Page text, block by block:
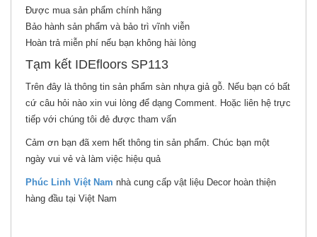
Được mua sản phẩm chính hãng
Bảo hành sản phẩm và bảo trì vĩnh viễn
Hoàn trả miễn phí nếu bạn không hài lòng
Tạm kết IDEfloors SP113
Trên đây là thông tin sản phẩm sàn nhựa giả gỗ. Nếu bạn có bất
cứ câu hỏi nào xin vui lòng để dạng Comment. Hoặc liên hệ trực
tiếp với chúng tôi đẻ được tham vấn
Cảm ơn bạn đã xem hết thông tin sản phẩm. Chúc bạn một
ngày vui vẻ và làm việc hiệu quả
Phúc Linh Việt Nam nhà cung cấp vật liệu Decor hoàn thiện
hàng đầu tại Việt Nam